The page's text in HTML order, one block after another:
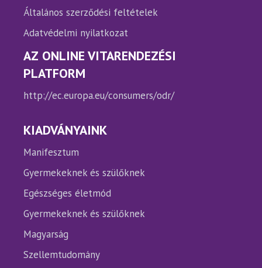
Általános szerződési feltételek
Adatvédelmi nyilatkozat
AZ ONLINE VITARENDEZÉSI
PLATFORM
http://ec.europa.eu/consumers/odr/
KIADVÁNYAINK
Manifesztum
Gyermekeknek és szülőknek
Egészséges életmód
Gyermekeknek és szülőknek
Magyarság
Szellemtudomány